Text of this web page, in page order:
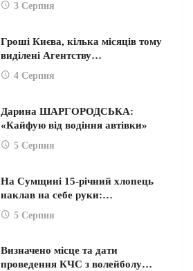
3 Серпня
Гроші Києва, кілька місяців тому
виділені Агентству…
4 Серпня
Дарина ШАРГОРОДСЬКА:
«Кайфую від водіння автівки»
5 Серпня
На Сумщині 15-річний хлопець
наклав на себе руки:…
5 Серпня
Визначено місце та дати
проведення КЧС з волейболу…